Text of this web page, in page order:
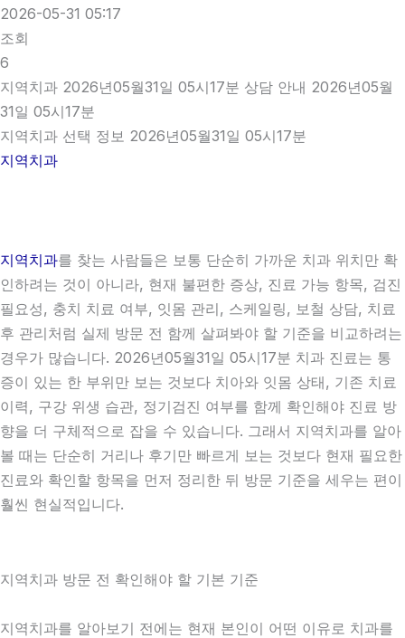
2026-05-31 05:17
조회
6
지역치과 2026년05월31일 05시17분 상담 안내 2026년05월
31일 05시17분
지역치과 선택 정보 2026년05월31일 05시17분
지역치과
지역치과를 찾는 사람들은 보통 단순히 가까운 치과 위치만 확
인하려는 것이 아니라, 현재 불편한 증상, 진료 가능 항목, 검진
필요성, 충치 치료 여부, 잇몸 관리, 스케일링, 보철 상담, 치료
후 관리처럼 실제 방문 전 함께 살펴봐야 할 기준을 비교하려는
경우가 많습니다. 2026년05월31일 05시17분 치과 진료는 통
증이 있는 한 부위만 보는 것보다 치아와 잇몸 상태, 기존 치료
이력, 구강 위생 습관, 정기검진 여부를 함께 확인해야 진료 방
향을 더 구체적으로 잡을 수 있습니다. 그래서 지역치과를 알아
볼 때는 단순히 거리나 후기만 빠르게 보는 것보다 현재 필요한
진료와 확인할 항목을 먼저 정리한 뒤 방문 기준을 세우는 편이
훨씬 현실적입니다.
지역치과 방문 전 확인해야 할 기본 기준
지역치과를 알아보기 전에는 현재 본인이 어떤 이유로 치과를